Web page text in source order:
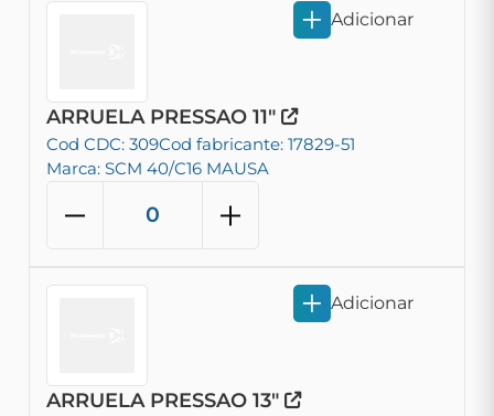
ARRUELA PRESSAO 11"
Cod CDC: 309Cod fabricante: 17829-51
Marca: SCM 40/C16 MAUSA
Adicionar
ARRUELA PRESSAO 13"
Adicionar